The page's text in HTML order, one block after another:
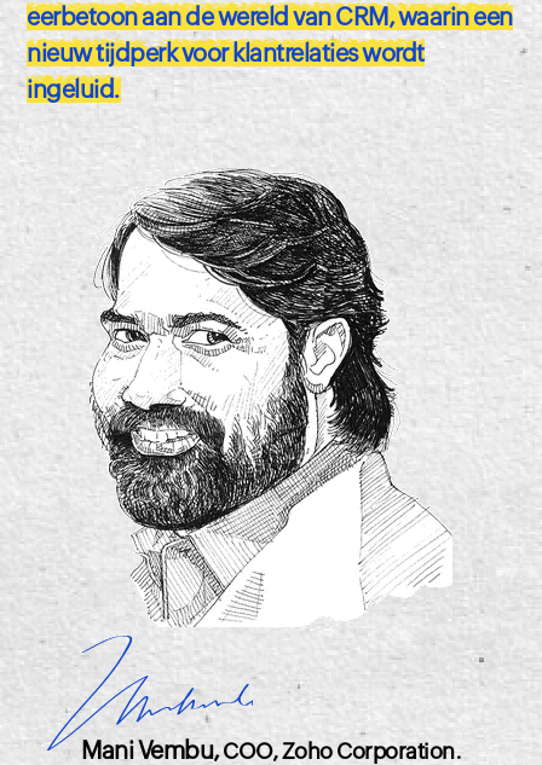
eerbetoon aan de wereld van CRM, waarin een
nieuw tijdperk voor klantrelaties wordt
ingeluid.
Mani Vembu,COO, Zoho Corporation.